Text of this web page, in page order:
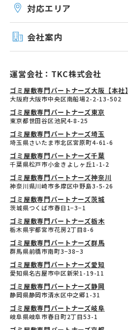
対応エリア
会社案内
運営会社：TKC株式会社
ゴミ屋敷専門パートナーズ大阪【本社】
大阪府大阪市中央区南船場2-2-13-502
ゴミ屋敷専門パートナーズ東京
東京都世田谷区池尻4-8-25
ゴミ屋敷専門パートナーズ埼玉
埼玉県さいたま市北区宮原町4-61-6
ゴミ屋敷専門パートナーズ千葉
千葉県松戸市小金きよしヶ丘1-1-2
ゴミ屋敷専門パートナーズ神奈川
神奈川県川崎市多摩区中野島3-5-26
ゴミ屋敷専門パートナーズ茨城
茨城県つくば市春日1−3−1
ゴミ屋敷専門パートナーズ栃木
栃木県宇都宮市花房2丁目8-6
ゴミ屋敷専門パートナーズ群馬
群馬県前橋市南町3−38−3
ゴミ屋敷専門パートナーズ愛知
愛知県名古屋市中区新栄1-19-11
ゴミ屋敷専門パートナーズ静岡
静岡県静岡市清水区中之郷1-31
ゴミ屋敷専門パートナーズ岐阜
岐阜県岐阜市春日町2丁目53-1